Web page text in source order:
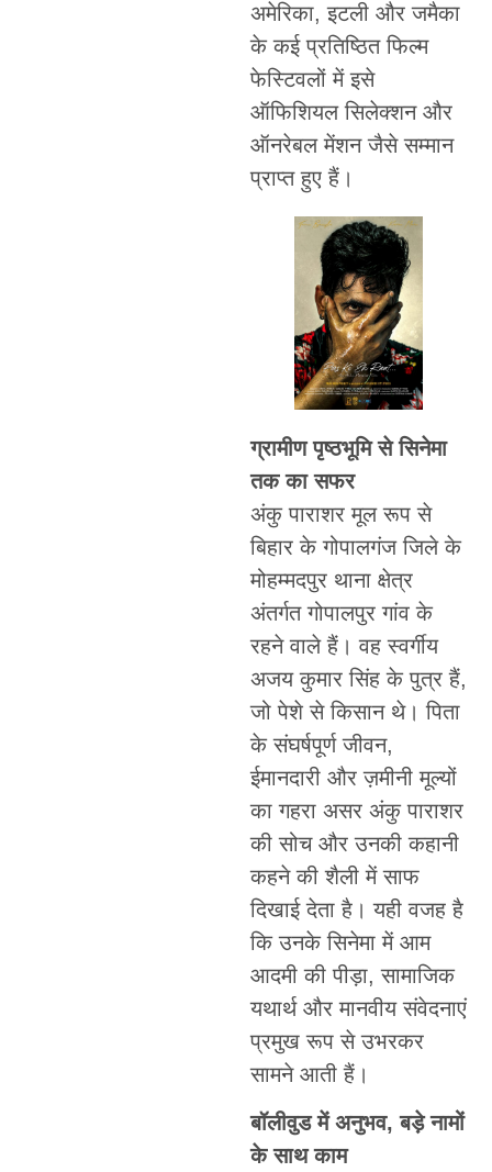
अमेरिका, इटली और जमैका
के कई प्रतिष्ठित फिल्म
फेस्टिवलों में इसे
ऑफिशियल सिलेक्शन और
ऑनरेबल मेंशन जैसे सम्मान
प्राप्त हुए हैं।
ग्रामीण पृष्ठभूमि से सिनेमा
तक का सफर
अंकु पाराशर मूल रूप से
बिहार के गोपालगंज जिले के
मोहम्मदपुर थाना क्षेत्र
अंतर्गत गोपालपुर गांव के
रहने वाले हैं। वह स्वर्गीय
अजय कुमार सिंह के पुत्र हैं,
जो पेशे से किसान थे। पिता
के संघर्षपूर्ण जीवन,
ईमानदारी और ज़मीनी मूल्यों
का गहरा असर अंकु पाराशर
की सोच और उनकी कहानी
कहने की शैली में साफ
दिखाई देता है। यही वजह है
कि उनके सिनेमा में आम
आदमी की पीड़ा, सामाजिक
यथार्थ और मानवीय संवेदनाएं
प्रमुख रूप से उभरकर
सामने आती हैं।
बॉलीवुड में अनुभव, बड़े नामों
के साथ काम